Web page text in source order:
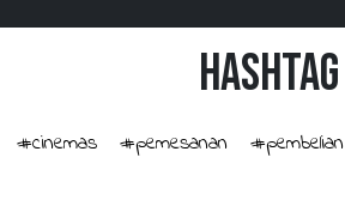
HashTag
#cinemas #pemesanan #pembelian